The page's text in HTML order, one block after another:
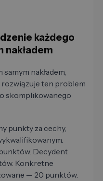
każdego
nakładem
nakładem,
rozwiązuje ten problem
skomplikowanego
punkty za cechy,
Decydent
Konkretne
— 20 punktów.